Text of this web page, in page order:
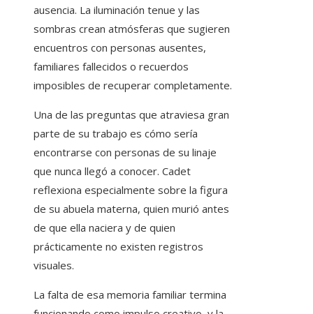
ausencia. La iluminación tenue y las
sombras crean atmósferas que sugieren
encuentros con personas ausentes,
familiares fallecidos o recuerdos
imposibles de recuperar completamente.
Una de las preguntas que atraviesa gran
parte de su trabajo es cómo sería
encontrarse con personas de su linaje
que nunca llegó a conocer. Cadet
reflexiona especialmente sobre la figura
de su abuela materna, quien murió antes
de que ella naciera y de quien
prácticamente no existen registros
visuales.
La falta de esa memoria familiar termina